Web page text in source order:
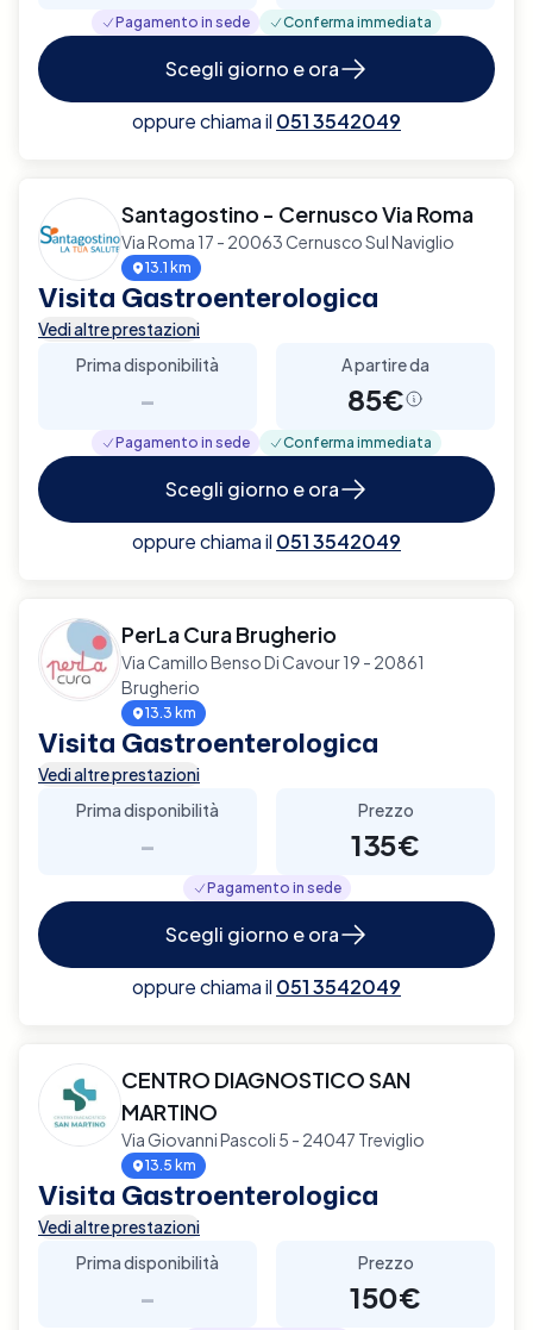
Pagamento in sede Conferma immediata
Scegli giorno e ora
oppure chiama il 051 3542049
Santagostino - Cernusco Via Roma
Via Roma 17 - 20063 Cernusco Sul Naviglio
13.1 km
Visita Gastroenterologica
Vedi altre prestazioni
Prima disponibilità
-
A partire da
85€
Pagamento in sede Conferma immediata
Scegli giorno e ora
oppure chiama il 051 3542049
PerLa Cura Brugherio
Via Camillo Benso Di Cavour 19 - 20861
Brugherio
13.3 km
Visita Gastroenterologica
Vedi altre prestazioni
Prima disponibilità
-
Prezzo
135€
Pagamento in sede
Scegli giorno e ora
oppure chiama il 051 3542049
CENTRO DIAGNOSTICO SAN
MARTINO
Via Giovanni Pascoli 5 - 24047 Treviglio
13.5 km
Visita Gastroenterologica
Vedi altre prestazioni
Prima disponibilità
-
Prezzo
150€